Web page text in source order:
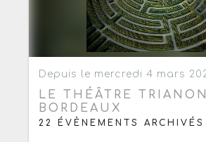
Depuis le mercredi 4 mars
LE THÉÂTRE TRIANON
BORDEAUX
22 ÉVÈNEMENTS ARCHIVÉS